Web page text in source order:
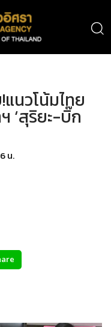
นวโน้มไทย
‘สุริยะ-บิ๊ก
น.